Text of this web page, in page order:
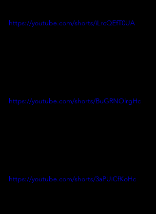
https://youtube.com/shorts/iLrcQEfT0UA
https://youtube.com/shorts/BuGRNOlrgHc
https://youtube.com/shorts/3aPUiCfKoHc